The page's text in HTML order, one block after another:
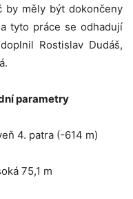
by měly být dokončeny
tyto práce se odhadují
Rostislav Dudáš,
parametry
4. patra (-614 m)
75,1 m